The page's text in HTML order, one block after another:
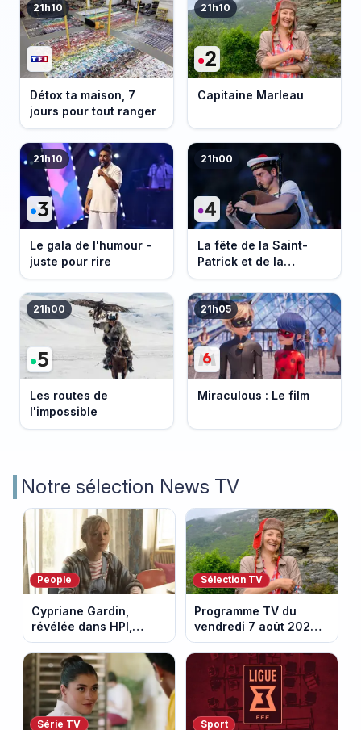
21h10
Détox ta maison, 7
jours pour tout ranger
21h10
Capitaine Marleau
21h10
Le gala de l'humour -
juste pour rire
21h00
La fête de la Saint-
Patrick et de la
Bretagne
21h00
Les routes de
l'impossible
21h05
Miraculous : Le film
Notre sélection News TV
People
Cypriane Gardin,
révélée dans HPI,
lance une cagnotte
après des difficultés
financières
Sélection TV
Programme TV du
vendredi 7 août 2026 :
notre sélection pour
votre soirée télé
Série TV Sport